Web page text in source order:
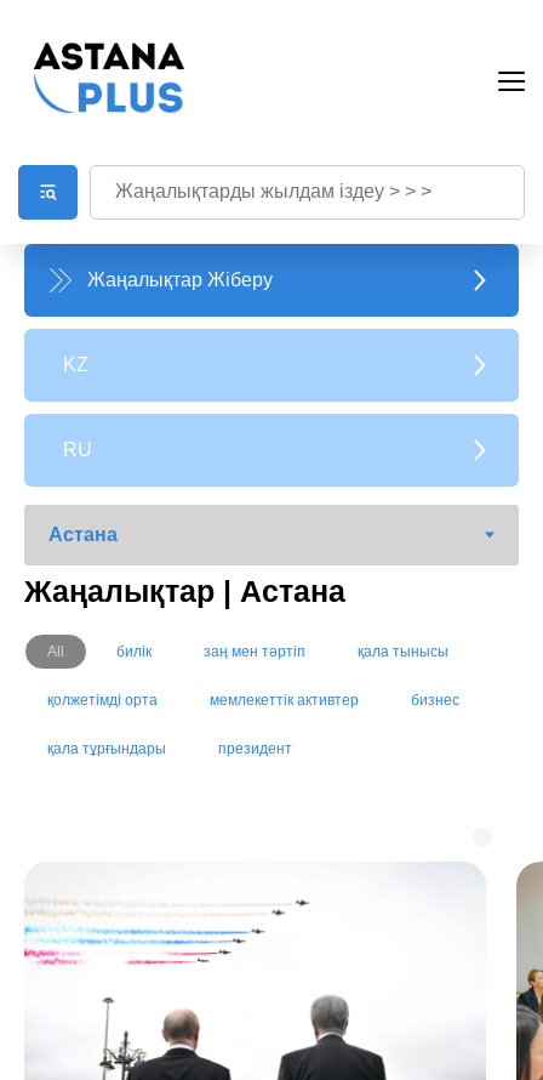
Жаңалықтар Жіберу
KZ
RU
Жаңалықтар | Астана
All билік заң мен тәртіп қала тынысы
қолжетімді орта мемлекеттік активтер бизнес
қала тұрғындары президент